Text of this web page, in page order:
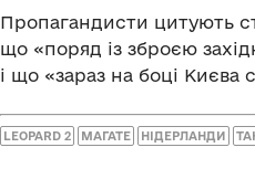
Пропагандисти цитують
що «поряд із зброєю
і що «зараз на боці Києва
LEOPARD 2 МАГАТЕ НІДЕРЛАНДИ